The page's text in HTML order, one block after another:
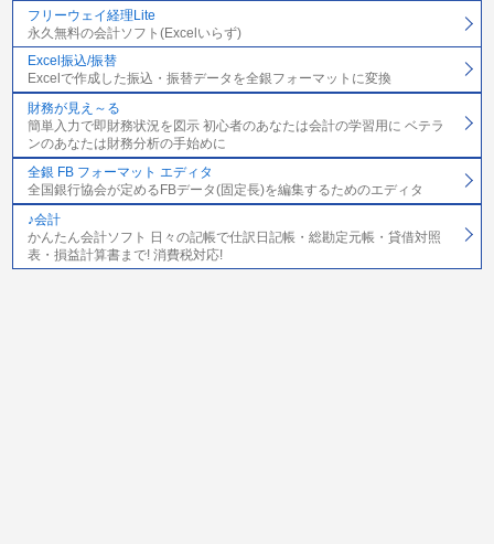
フリーウェイ経理Lite
永久無料の会計ソフト(Excelいらず)
Excel振込/振替
Excelで作成した振込・振替データを全銀フォーマットに変換
財務が見え～る
簡単入力で即財務状況を図示 初心者のあなたは会計の学習用に ベテラ
ンのあなたは財務分析の手始めに
全銀 FB フォーマット エディタ
全国銀行協会が定めるFBデータ(固定長)を編集するためのエディタ
♪会計
かんたん会計ソフト 日々の記帳で仕訳日記帳・総勘定元帳・貸借対照
表・損益計算書まで! 消費税対応!